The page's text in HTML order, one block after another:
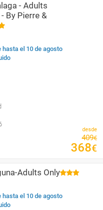
- Adults
By Pierre &
hasta el 10 de agosto
desde
409€
368€
Adults Only
hasta el 10 de agosto